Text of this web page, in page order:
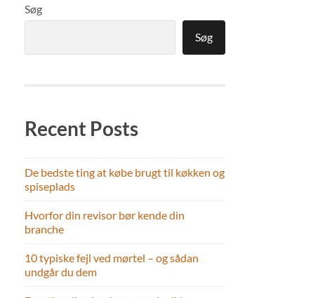
Søg
Søg
Recent Posts
De bedste ting at købe brugt til køkken og
spiseplads
Hvorfor din revisor bør kende din
branche
10 typiske fejl ved mørtel – og sådan
undgår du dem